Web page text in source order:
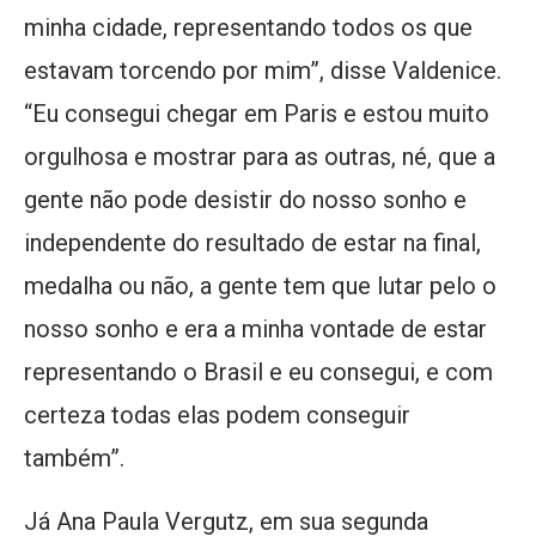
minha cidade, representando todos os que
estavam torcendo por mim”, disse Valdenice.
“Eu consegui chegar em Paris e estou muito
orgulhosa e mostrar para as outras, né, que a
gente não pode desistir do nosso sonho e
independente do resultado de estar na final,
medalha ou não, a gente tem que lutar pelo o
nosso sonho e era a minha vontade de estar
representando o Brasil e eu consegui, e com
certeza todas elas podem conseguir
também”.
Já Ana Paula Vergutz, em sua segunda